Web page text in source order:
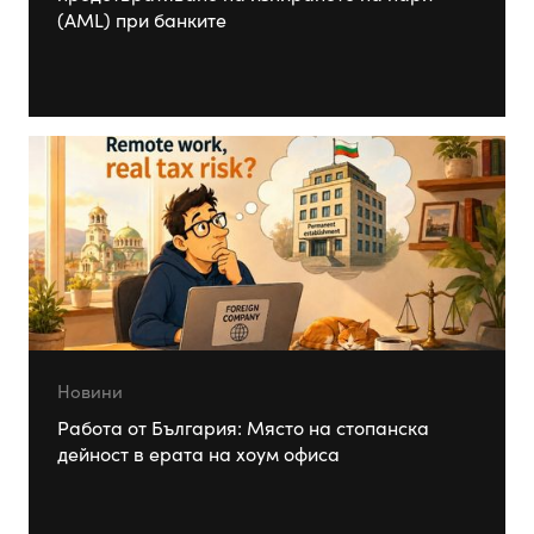
(AML) при банките
Новини
Работа от България: Място на стопанска
дейност в ерата на хоум офиса